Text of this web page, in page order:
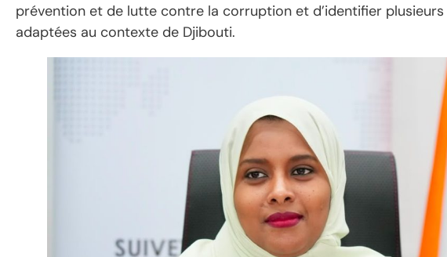
prévention et de lutte contre la corruption et d’identifier
adaptées au contexte de Djibouti.